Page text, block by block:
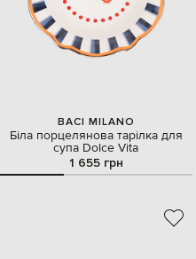
BACI MILANO
Біла порцелянова тарілка для
супа Dolce Vita
1 655 грн